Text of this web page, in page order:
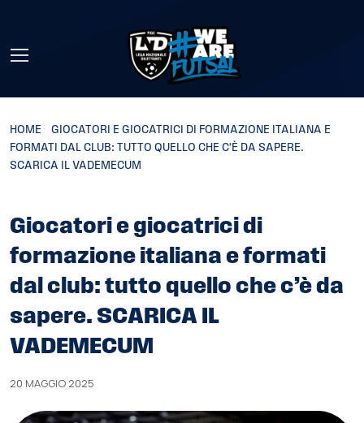
HOME
GIOCATORI E GIOCATRICI DI FORMAZIONE ITALIANA E
FORMATI DAL CLUB: TUTTO QUELLO CHE C’È DA SAPERE.
SCARICA IL VADEMECUM
Giocatori e giocatrici di
formazione italiana e formati
dal club: tutto quello che c’è da
sapere. SCARICA IL
VADEMECUM
20 MAGGIO 2025